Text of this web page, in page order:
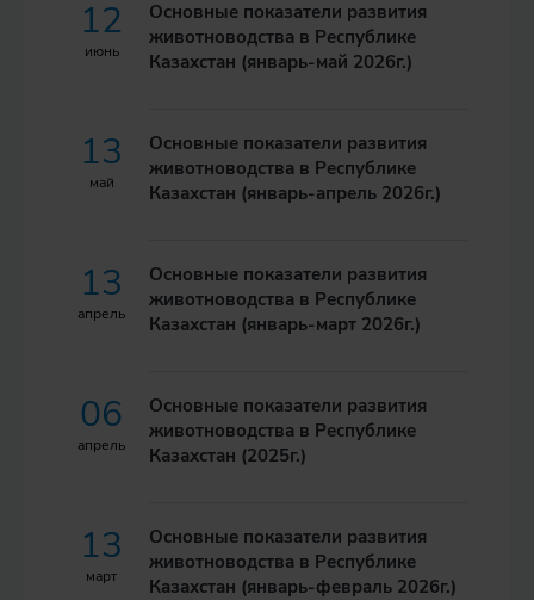
12
июнь
Основные показатели развития
животноводства в Республике
Казахстан (январь-май 2026г.)
13
май
Основные показатели развития
животноводства в Республике
Казахстан (январь-апрель 2026г.)
13
апрель
Основные показатели развития
животноводства в Республике
Казахстан (январь-март 2026г.)
06
апрель
Основные показатели развития
животноводства в Республике
Казахстан (2025г.)
13
март
Основные показатели развития
животноводства в Республике
Казахстан (январь-февраль 2026г.)